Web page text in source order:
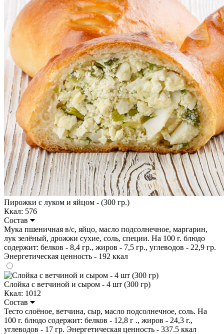
Пирожки с луком и яйцом - (300 гр.)
Ккал: 576
Состав
Мука пшеничная в/с, яйцо, масло подсолнечное, маргарин,
лук зелёный, дрожжи сухие, соль, специи. На 100 г. блюдо
содержит: белков - 8,4 гр., жиров - 7,5 гр., углеводов - 22,9 гр.
Энергетическая ценность - 192 ккал
Слойка с ветчиной и сыром - 4 шт (300 гр)
Ккал: 1012
Состав
Тесто слоёное, ветчина, сыр, масло подсолнечное, соль. На
100 г. блюдо содержит: белков - 12,8 г ., жиров - 24,3 г.,
углеводов - 17 гр. Энергетическая ценность - 337.5 ккал